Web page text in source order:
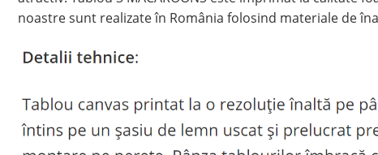
noastre sunt realizate în România folosind materiale de